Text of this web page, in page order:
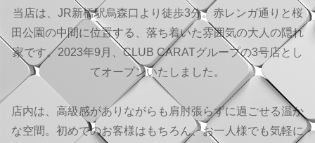
当店は、JR新橋駅烏森口より徒歩3分。赤レンガ通りと桜
田公園の中間に位置する、落ち着いた雰囲気の大人の隠れ
家です。2023年9月、CLUB CARATグループの3号店とし
てオープンいたしました。
店内は、高級感がありながらも肩肘張らずに過ごせる温か
な空間。初めてのお客様はもちろん、お一人様でも気軽に